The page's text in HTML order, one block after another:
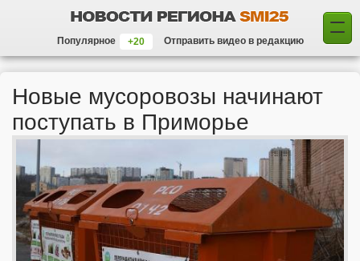
Популярное Отправить видео в редакцию
Новые мусоровозы начинают
поступать в Приморье